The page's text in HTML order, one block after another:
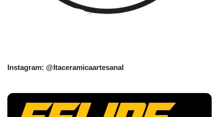
Instagram: @Itaceramicaartesanal